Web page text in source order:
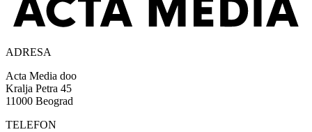
ADRESA
Acta Media doo
Kralja Petra 45
11000 Beograd
TELEFON